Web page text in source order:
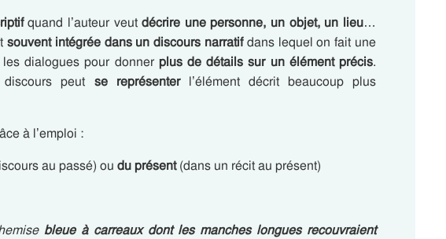
quand l’auteur veutdécrire une personne, un objet, un lieu…
souvent intégrée dans un discours narratifdans lequel on fait une
dialogues pour donner plus de détails sur un élément précis.
peut se représenterl’élément décrit beaucoup plus
à l’emploi :
au passé) ou du présent(dans un récit au présent)
bleue à carreaux dont les manches longues recouvraient